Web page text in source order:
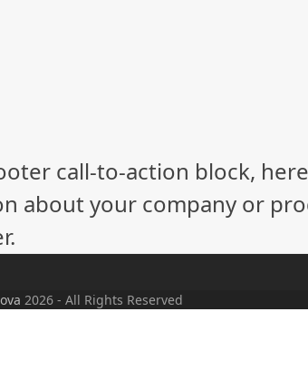
call-to-action block,
about your company or
2026 - All Rights Reserved